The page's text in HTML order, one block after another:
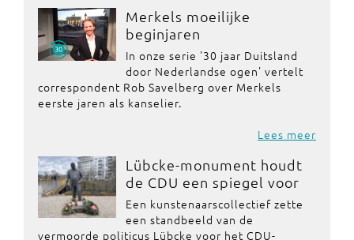
Merkels moeilijke
beginjaren
In onze serie '30 jaar Duitsland
door Nederlandse ogen' vertelt
correspondent Rob Savelberg over Merkels
eerste jaren als kanselier.
Lees meer
Lübcke-monument houdt
de CDU een spiegel voor
Een kunstenaarscollectief zette
een standbeeld van de
vermoorde politicus Lübcke voor het CDU-